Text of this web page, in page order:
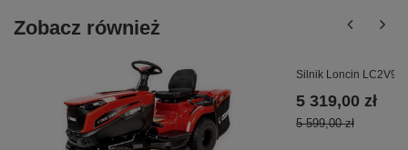
Zobacz również
Silnik Loncin
5 319,00 zł
5 599,00 zł